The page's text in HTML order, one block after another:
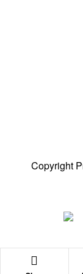
Copyright